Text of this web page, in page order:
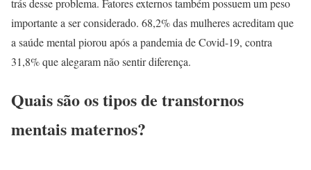
trás desse problema. Fatores externos também possuem um peso
importante a ser considerado. 68,2% das mulheres acreditam que
a saúde mental piorou após a pandemia de Covid-19, contra
31,8% que alegaram não sentir diferença.
Quais são os tipos de transtornos
mentais maternos?